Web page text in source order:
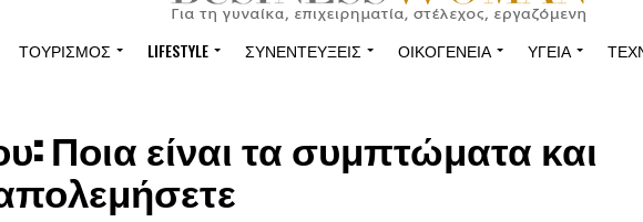
ΤΟΥΡΙΣΜΌΣ LIFESTYLE ΣΥΝΕΝΤΕΎΞΕΙΣ ΟΙΚΟΓΈΝΕΙΑ ΥΓΕΊΑ
Ποια είναι τα συμπτώματα και